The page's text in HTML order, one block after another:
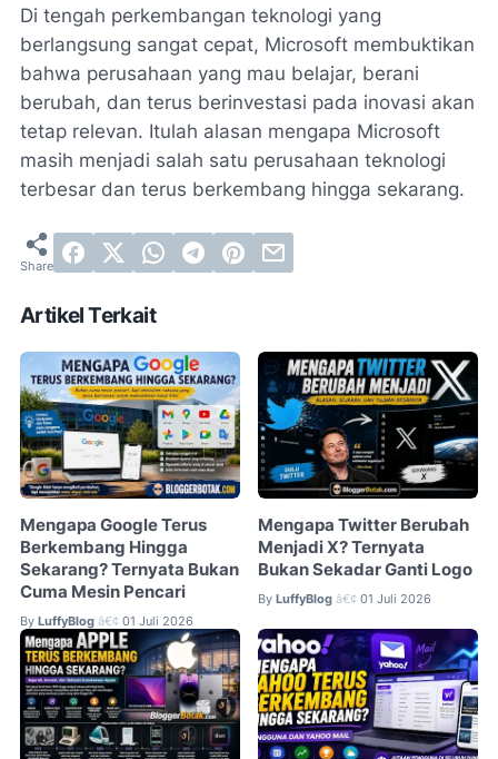
Di tengah perkembangan teknologi yang
berlangsung sangat cepat, Microsoft membuktikan
bahwa perusahaan yang mau belajar, berani
berubah, dan terus berinvestasi pada inovasi akan
tetap relevan. Itulah alasan mengapa Microsoft
masih menjadi salah satu perusahaan teknologi
terbesar dan terus berkembang hingga sekarang.
Artikel Terkait
Mengapa Google Terus
Berkembang Hingga
Sekarang? Ternyata Bukan
Cuma Mesin Pencari
By LuffyBlog â€¢ 01 Juli 2026
Mengapa Twitter Berubah
Menjadi X? Ternyata
Bukan Sekadar Ganti Logo
By LuffyBlog â€¢ 01 Juli 2026